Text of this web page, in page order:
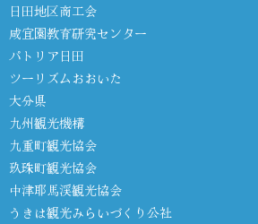
日田地区商工会
咸宜園教育研究センター
パトリア日田
ツーリズムおおいた
大分県
九州観光機構
九重町観光協会
玖珠町観光協会
中津耶馬渓観光協会
うきは観光みらいづくり公社